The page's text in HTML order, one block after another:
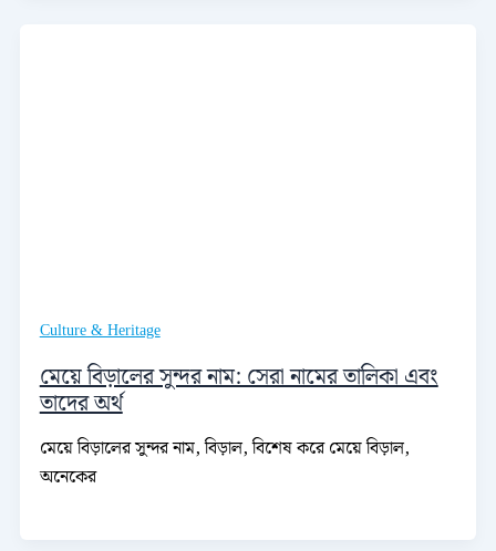
Culture & Heritage
মেয়ে বিড়ালের সুন্দর নাম: সেরা নামের তালিকা এবং
তাদের অর্থ
মেয়ে বিড়ালের সুন্দর নাম, বিড়াল, বিশেষ করে মেয়ে বিড়াল,
অনেকের